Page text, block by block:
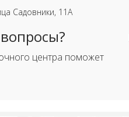
Садовники, 11А
центра поможет